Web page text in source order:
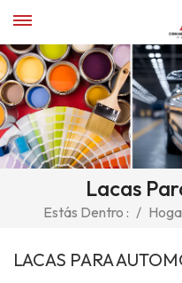
Lacas
Estás Dentro : /
LACAS PARA